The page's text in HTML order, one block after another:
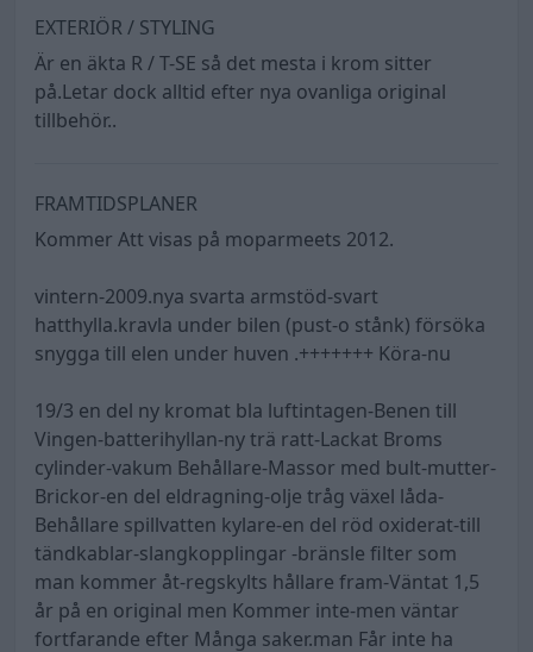
EXTERIÖR / STYLING
Är en äkta R / T-SE så det mesta i krom sitter
på.Letar dock alltid efter nya ovanliga original
tillbehör..
FRAMTIDSPLANER
Kommer Att visas på moparmeets 2012.
vintern-2009.nya svarta armstöd-svart
hatthylla.kravla under bilen (pust-o stånk) försöka
snygga till elen under huven .+++++++ Köra-nu
19/3 en del ny kromat bla luftintagen-Benen till
Vingen-batterihyllan-ny trä ratt-Lackat Broms
cylinder-vakum Behållare-Massor med bult-mutter-
Brickor-en del eldragning-olje tråg växel låda-
Behållare spillvatten kylare-en del röd oxiderat-till
tändkablar-slangkopplingar -bränsle filter som
man kommer åt-regskylts hållare fram-Väntat 1,5
år på en original men Kommer inte-men väntar
fortfarande efter Många saker.man Får inte ha